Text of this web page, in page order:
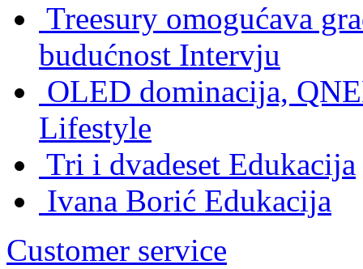
Treesury omogućava
budućnost Intervju
OLED dominacija,
Lifestyle
Tri i dvadeset Edukacija
Ivana Borić Edukacija
Customer service